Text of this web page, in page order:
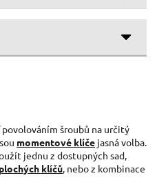
šroubů na určitý
momentové klíče jasná volba.
jednu z dostupných sad,
plochých klíčů, nebo z kombinace